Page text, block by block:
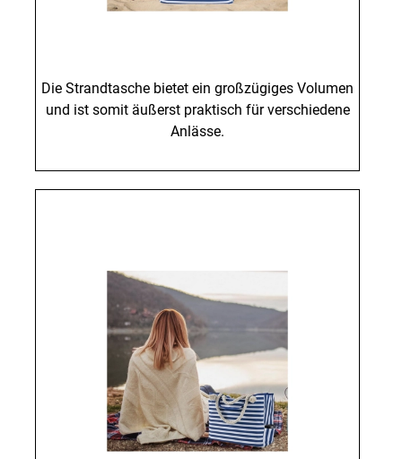
Die Strandtasche bietet ein großzügiges Volumen
und ist somit äußerst praktisch für verschiedene
Anlässe.